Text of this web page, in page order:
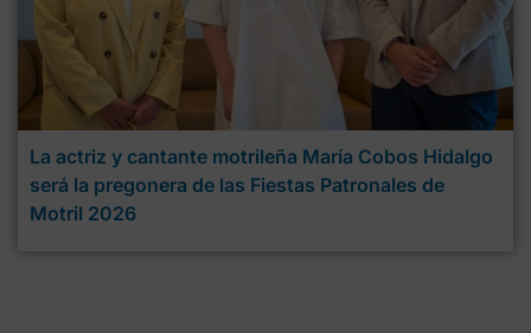
La actriz y cantante motrileña María Cobos Hidalgo
será la pregonera de las Fiestas Patronales de
Motril 2026